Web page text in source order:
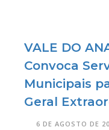
VALE DO
Convoca
Municipais
Geral
6 DE AGOSTO DE